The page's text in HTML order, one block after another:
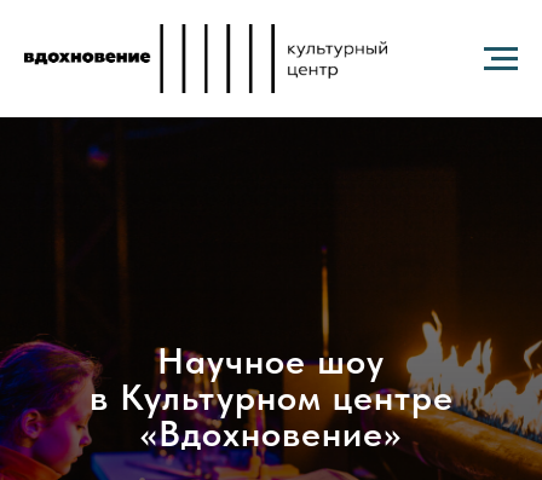
Научное шоу
в Культурном центре
«Вдохновение»